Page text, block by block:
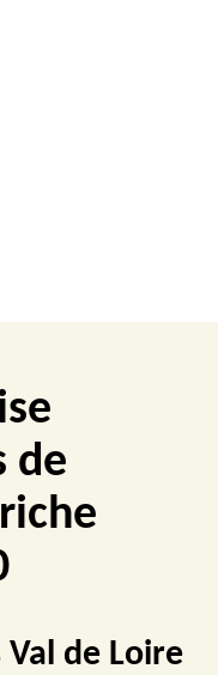
de
de Loire